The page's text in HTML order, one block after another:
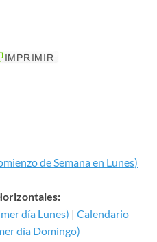
de Semana en Lunes)
día Lunes) | Calendario
día Domingo)